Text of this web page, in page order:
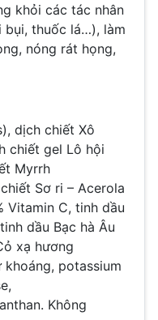
khỏi các tác nhân
bụi, thuốc lá…), làm
nóng rát họng,
dịch chiết Xô
chiết gel Lô hội
Myrrh
Sơ ri – Acerola
Vitamin C, tinh dầu
dầu Bạc hà Âu
xạ hương
khoáng, potassium
Không